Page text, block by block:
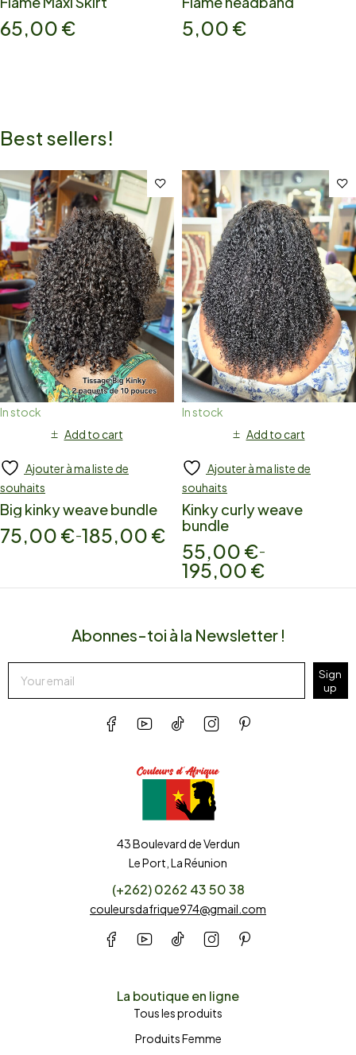
65,00 € 5,00 €
Best sellers!
In stock
Add to cart
Ajouter à ma liste de
souhaits
Big kinky weave bundle
75,00 €–185,00 €
In stock
Add to cart
Ajouter à ma liste de
souhaits
Kinky curly weave
bundle
55,00 €–
195,00 €
43 Boulevard de Verdun
Le Port, La Réunion
(+262) 0262 43 50 38
couleursdafrique974@gmail.com
La boutique en ligne
Tous les produits
Produits Femme
Abonnes-toi à la Newsletter !
Sign
up